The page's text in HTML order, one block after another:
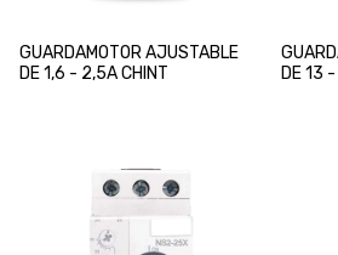
GUARDAMOTOR AJUSTABLE
DE 1,6 - 2,5A CHINT
DE 13